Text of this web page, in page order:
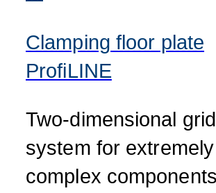
Clamping floor plate
ProfiLINE
Two-dimensional grid
system for
complex